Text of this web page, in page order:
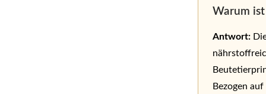
Warum
Antwort:
Bezogen